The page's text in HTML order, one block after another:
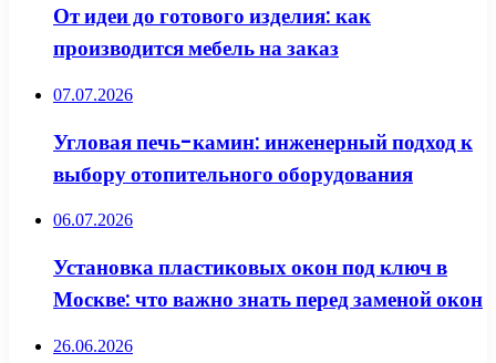
От идеи до готового изделия: как
производится мебель на заказ
07.07.2026
Угловая печь-камин: инженерный подход к
выбору отопительного оборудования
06.07.2026
Установка пластиковых окон под ключ в
Москве: что важно знать перед заменой окон
26.06.2026